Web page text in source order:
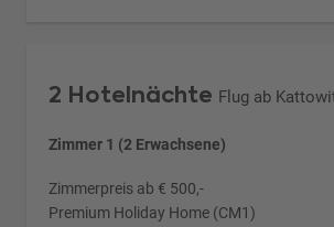
2 Hotelnächte Flug ab
Zimmer 1 (2 Erwachsene)
Zimmerpreis ab € 500,-
Premium Holiday Home (CM1)